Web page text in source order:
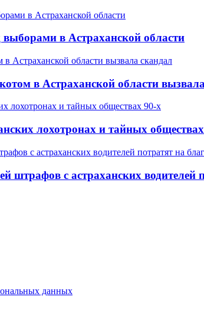
выборами в Астраханской области
в Астраханской области
лохотронах и тайных
штрафов с астраханских водителей
данных